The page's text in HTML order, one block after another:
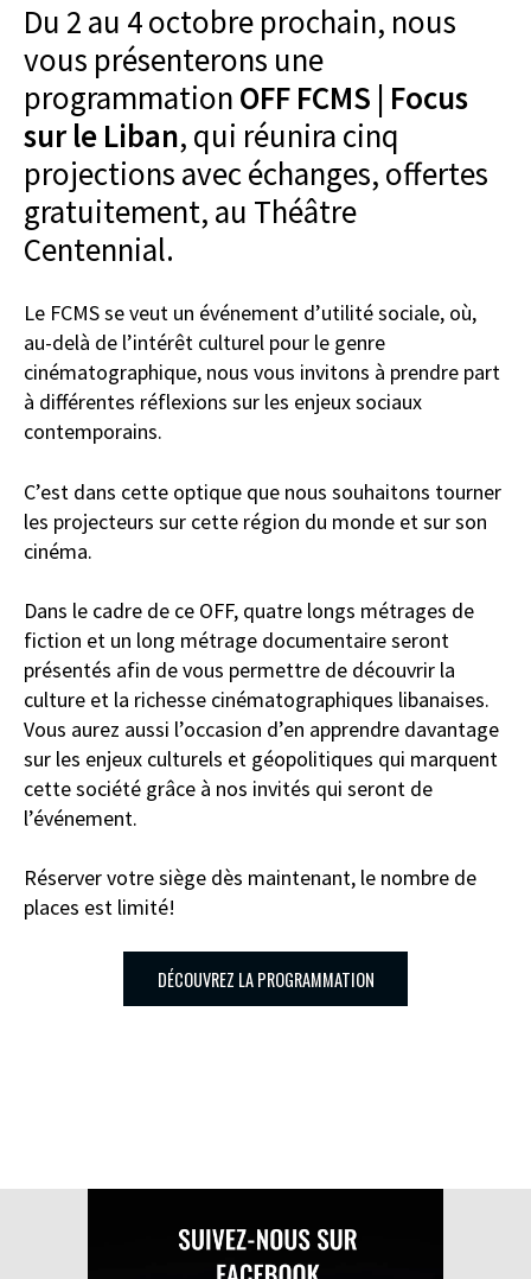
Du 2 au 4 octobre prochain, nous
vous présenterons une
programmation OFF FCMS | Focus
sur le Liban, qui réunira cinq
projections avec échanges, offertes
gratuitement, au Théâtre
Centennial.
Le FCMS se veut un événement d’utilité sociale, où,
au-delà de l’intérêt culturel pour le genre
cinématographique, nous vous invitons à prendre part
à différentes réflexions sur les enjeux sociaux
contemporains.
C’est dans cette optique que nous souhaitons tourner
les projecteurs sur cette région du monde et sur son
cinéma.
Dans le cadre de ce OFF, quatre longs métrages de
fiction et un long métrage documentaire seront
présentés afin de vous permettre de découvrir la
culture et la richesse cinématographiques libanaises.
Vous aurez aussi l’occasion d’en apprendre davantage
sur les enjeux culturels et géopolitiques qui marquent
cette société grâce à nos invités qui seront de
l’événement.
Réserver votre siège dès maintenant, le nombre de
places est limité!
DÉCOUVREZ LA PROGRAMMATION